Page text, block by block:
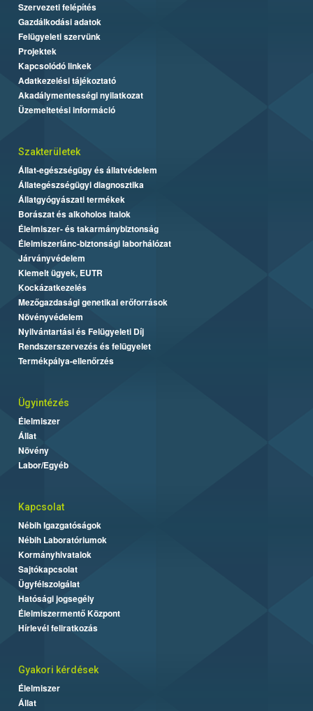
Szervezeti felépítés
Gazdálkodási adatok
Felügyeleti szervünk
Projektek
Kapcsolódó linkek
Adatkezelési tájékoztató
Akadálymentességi nyilatkozat
Üzemeltetési információ
Szakterületek
Állat-egészségügy és állatvédelem
Állategészségügyi diagnosztika
Állatgyógyászati termékek
Borászat és alkoholos italok
Élelmiszer- és takarmánybiztonság
Élelmiszerlánc-biztonsági laborhálózat
Járványvédelem
Kiemelt ügyek, EUTR
Kockázatkezelés
Mezőgazdasági genetikai erőforrások
Növényvédelem
Nyilvántartási és Felügyeleti Díj
Rendszerszervezés és felügyelet
Termékpálya-ellenőrzés
Ügyintézés
Élelmiszer
Állat
Növény
Labor/Egyéb
Kapcsolat
Nébih Igazgatóságok
Nébih Laboratóriumok
Kormányhivatalok
Sajtókapcsolat
Ügyfélszolgálat
Hatósági jogsegély
Élelmiszermentő Központ
Hírlevél feliratkozás
Gyakori kérdések
Élelmiszer
Állat